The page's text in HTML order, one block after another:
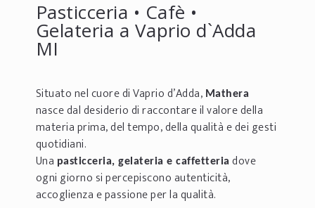
Pasticceria • Cafè •
Gelateria a Vaprio d`Adda
MI
Situato nel cuore di Vaprio d’Adda, Mathera
nasce dal desiderio di raccontare il valore della
materia prima, del tempo, della qualità e dei gesti
quotidiani.
Una pasticceria, gelateria e caffetteria dove
ogni giorno si percepiscono autenticità,
accoglienza e passione per la qualità.